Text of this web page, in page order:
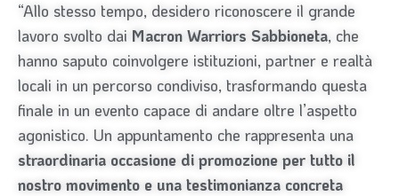
“Allo stesso tempo, desidero riconoscere il grande
lavoro svolto dai Macron Warriors Sabbioneta, che
hanno saputo coinvolgere istituzioni, partner e realtà
locali in un percorso condiviso, trasformando questa
finale in un evento capace di andare oltre l’aspetto
agonistico. Un appuntamento che rappresenta una
straordinaria occasione di promozione per tutto il
nostro movimento e una testimonianza concreta